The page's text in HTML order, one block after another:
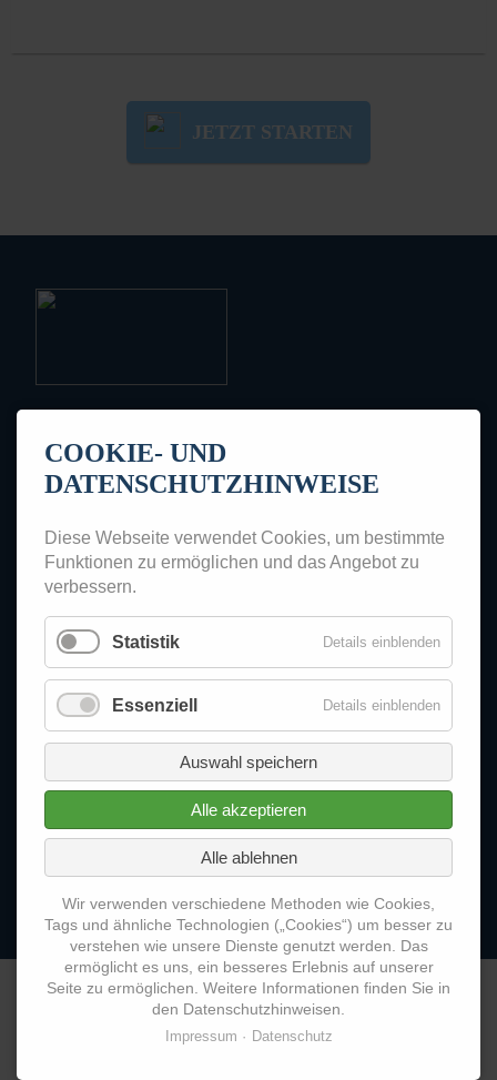
JETZT STARTEN
Geschäftsbereich der Butz Consult GmbH.
Wilhelmshofallee 79-81
47800 Krefeld
+49 (0)2151 93 19 19 0
+49 (0)2151 93 19 19 9
info@butz-consult.de
Navigation
Wissen Unternehmensbewertung
Nutzungsbedingungen
Impressum
© 2026 Butz Consult GmbH
COOKIE- UND
DATENSCHUTZHINWEISE
Diese Webseite verwendet Cookies, um bestimmte
Funktionen zu ermöglichen und das Angebot zu
verbessern.
Statistik Details einblenden
Essenziell Details einblenden
Auswahl speichern
Alle akzeptieren
Alle ablehnen
Wir verwenden verschiedene Methoden wie Cookies,
Tags und ähnliche Technologien („Cookies“) um besser zu
verstehen wie unsere Dienste genutzt werden. Das
ermöglicht es uns, ein besseres Erlebnis auf unserer
Seite zu ermöglichen. Weitere Informationen finden Sie in
den Datenschutzhinweisen.
Impressum Datenschutz